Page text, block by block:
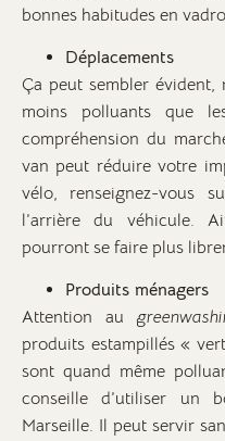
bonnes habitudes en
Déplacements
Ça peut sembler évident,
moins polluants que
compréhension du
van peut réduire votre
vélo, renseignez-vous
l’arrière du véhicule.
pourront se faire plus
Produits ménagers
Attention au
produits estampillés «
sont quand même
conseille d’utiliser un
Marseille. Il peut servir